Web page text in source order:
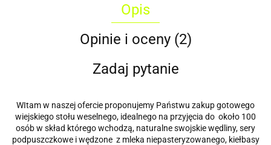
Opis
Opinie i oceny (2)
Zadaj pytanie
WItam w naszej ofercie proponujemy Państwu zakup gotowego
wiejskiego stołu weselnego, idealnego na przyjęcia do około 100
osób w skład którego wchodzą, naturalne swojskie wędliny, sery
podpuszczkowe i wędzone z mleka niepasteryzowanego, kiełbasy